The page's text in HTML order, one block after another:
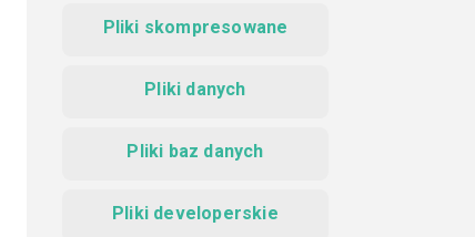
Pliki skompresowane
Pliki danych
Pliki baz danych
Pliki developerskie